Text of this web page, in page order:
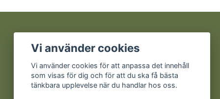
Facebook
Instagram
Vi använder cookies
Vi använder cookies för att anpassa det innehåll
som visas för dig och för att du ska få bästa
tänkbara upplevelse när du handlar hos oss.